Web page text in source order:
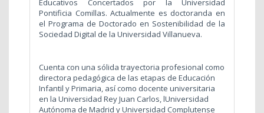
Educativos Concertados por la Universidad
Pontificia Comillas. Actualmente es doctoranda en
el Programa de Doctorado en Sostenibilidad de la
Sociedad Digital de la Universidad Villanueva.
Cuenta con una sólida trayectoria profesional como
directora pedagógica de las etapas de Educación
Infantil y Primaria, así como docente universitaria
en la Universidad Rey Juan Carlos, lUniversidad
Autónoma de Madrid y Universidad Complutense